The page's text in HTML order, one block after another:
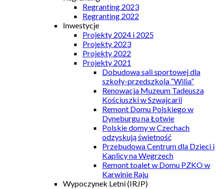
Regranting 2023
Regranting 2022
Inwestycje
Projekty 2024 i 2025
Projekty 2023
Projekty 2022
Projekty 2021
Dobudowa sali sportowej dla
szkoły-przedszkola “Wilia”
Renowacja Muzeum Tadeusza
Kościuszki w Szwajcarii
Remont Domu Polskiego w
Dyneburgu na Łotwie
Polskie domy w Czechach
odzyskują świetność
Przebudowa Centrum dla Dzieci i
Kaplicy na Węgrzech
Remont toalet w Domu PZKO w
Karwinie Raju
Wypoczynek Letni (IRJP)